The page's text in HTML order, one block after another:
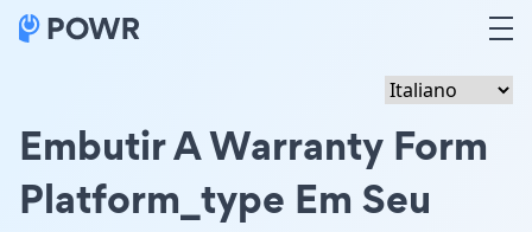
Embutir A Warranty Form
Platform_type Em Seu